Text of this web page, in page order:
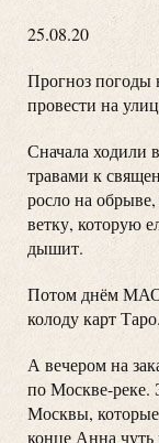
25.08.20
Прогноз погоды
провести на
Сначала ходили
травами к
росло на
ветку, которую
дышит.
Потом днём МАО
колоду карт Таро.
А вечером на
по Москве-реке.
Москвы,
конце Анна чуть